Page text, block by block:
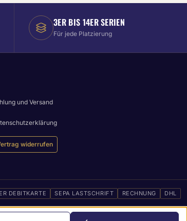
3ER BIS 14ER SERIEN
Für jede Platzierung
und Versand
widerrufen
DEBITKARTE SEPA LASTSCHRIFT RECHNUNG DHL